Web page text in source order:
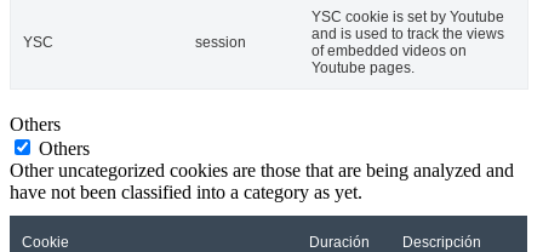
YSC session
YSC cookie is set by Youtube
and is used to track the views
of embedded videos on
Youtube pages.
Others
Others
Other uncategorized cookies are those that are being analyzed and
have not been classified into a category as yet.
Cookie Duración Descripción